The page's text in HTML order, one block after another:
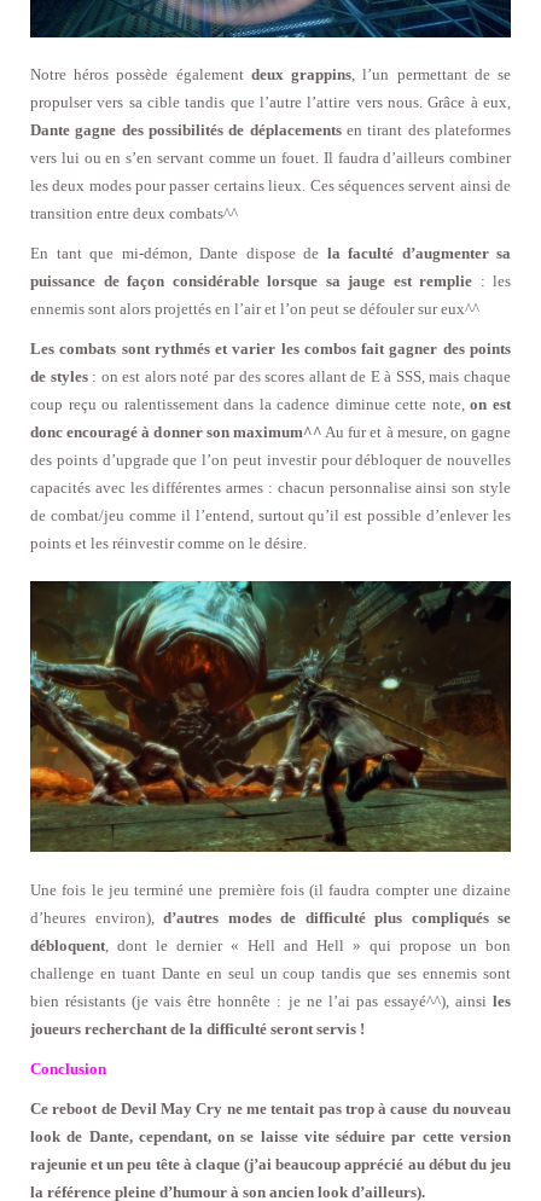
Notre héros possède également deux grappins, l’un permettant de se
propulser vers sa cible tandis que l’autre l’attire vers nous. Grâce à eux,
Dante gagne des possibilités de déplacementsen tirant des plateformes
vers lui ou en s’en servant comme un fouet. Il faudra d’ailleurs combiner
les deux modes pour passer certains lieux. Ces séquences servent ainsi de
transition entre deux combats^^
En tant que mi-démon, Dante dispose de la faculté d’augmenter sa
puissance de façon considérable lorsque sa jauge est remplie : les
ennemis sont alors projettés en l’air et l’on peut se défouler sur eux^^
Les combats sont rythmés et varier les combos fait gagner des points
de styles: on est alors noté par des scores allant de E à SSS, mais chaque
coup reçu ou ralentissement dans la cadence diminue cette note,on est
donc encouragé à donner son maximum^^ Au fur et à mesure, on gagne
des points d’upgrade que l’on peut investir pour débloquer de nouvelles
capacités avec les différentes armes : chacun personnalise ainsi son style
de combat/jeu comme il l’entend, surtout qu’il est possible d’enlever les
points et les réinvestir comme on le désire.
Une fois le jeu terminé une première fois (il faudra compter une dizaine
d’heures environ), d’autres modes de difficulté plus compliqués se
débloquent , dont le dernier « Hell and Hell » qui propose un bon
challenge en tuant Dante en seul un coup tandis que ses ennemis sont
bien résistants (je vais être honnête : je ne l’ai pas essayé^^), ainsi les
joueurs recherchant de la difficulté seront servis !
Conclusion
Ce reboot de Devil May Cry ne me tentait pas trop à cause du nouveau
look de Dante, cependant, on se laisse vite séduire par cette version
rajeunie et un peu tête à claque (j’ai beaucoup apprécié au début du jeu
la référence pleine d’humour à son ancien look d’ailleurs).